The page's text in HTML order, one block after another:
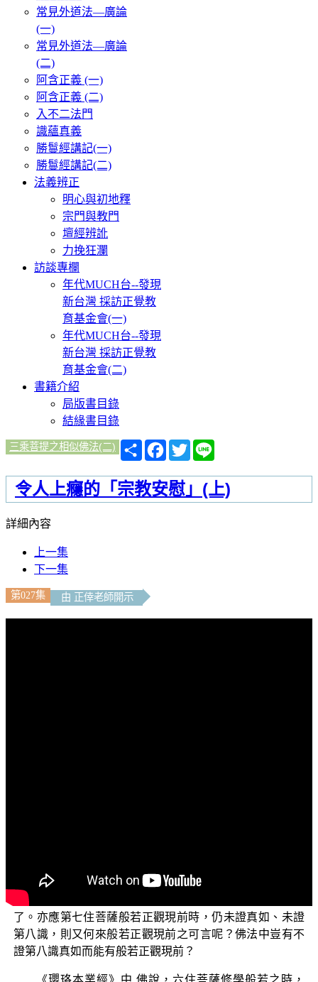
常見外道法—廣論
(一)
常見外道法—廣論
(二)
阿含正義 (一)
阿含正義 (二)
入不二法門
識蘊真義
勝鬘經講記(一)
勝鬘經講記(二)
法義辨正
明心與初地釋
宗門與教門
壇經辨訛
力挽狂瀾
訪談專欄
年代MUCH台--發現
新台灣 採訪正覺教
育基金會(一)
年代MUCH台--發現
新台灣 採訪正覺教
育基金會(二)
書籍介紹
局版書目錄
結緣書目錄
三乘菩提之相似佛法(二)
分
享
Facebook
Twitter
令人上癮的「宗教安慰」(上)
詳細內容
上一集
下一集
第027集 由 正倖老師開示
位階？是二地起嗎？但二地起是修道位，不是見道位。那
麼證真如前的煖等四加行，又應放在何一地位？全都錯亂
了。亦應第七住菩薩般若正觀現前時，仍未證真如、未證
第八識，則又何來般若正觀現前之可言呢？佛法中豈有不
證第八識真如而能有般若正觀現前？
《瓔珞本業經》中 佛說，六住菩薩修學般若之時，